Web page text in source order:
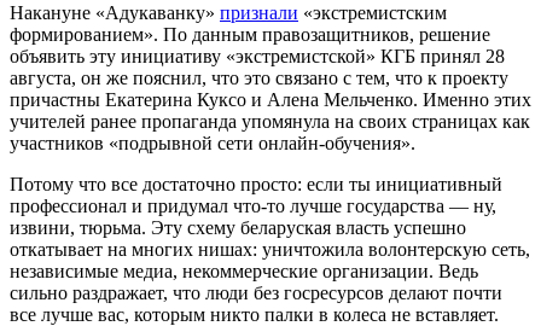
Накануне «Адукаванку» признали «экстремистским
формированием». По данным правозащитников, решение
объявить эту инициативу «экстремистской» КГБ принял 28
августа, он же пояснил, что это связано с тем, что к проекту
причастны Екатерина Куксо и Алена Мельченко. Именно этих
учителей ранее пропаганда упомянула на своих страницах как
участников «подрывной сети онлайн-обучения».
Потому что все достаточно просто: если ты инициативный
профессионал и придумал что-то лучше государства — ну,
извини, тюрьма. Эту схему беларуская власть успешно
откатывает на многих нишах: уничтожила волонтерскую сеть,
независимые медиа, некоммерческие организации. Ведь
сильно раздражает, что люди без госресурсов делают почти
все лучше вас, которым никто палки в колеса не вставляет.